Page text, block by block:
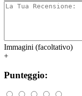
Immagini (facoltativo)
+
Punteggio: